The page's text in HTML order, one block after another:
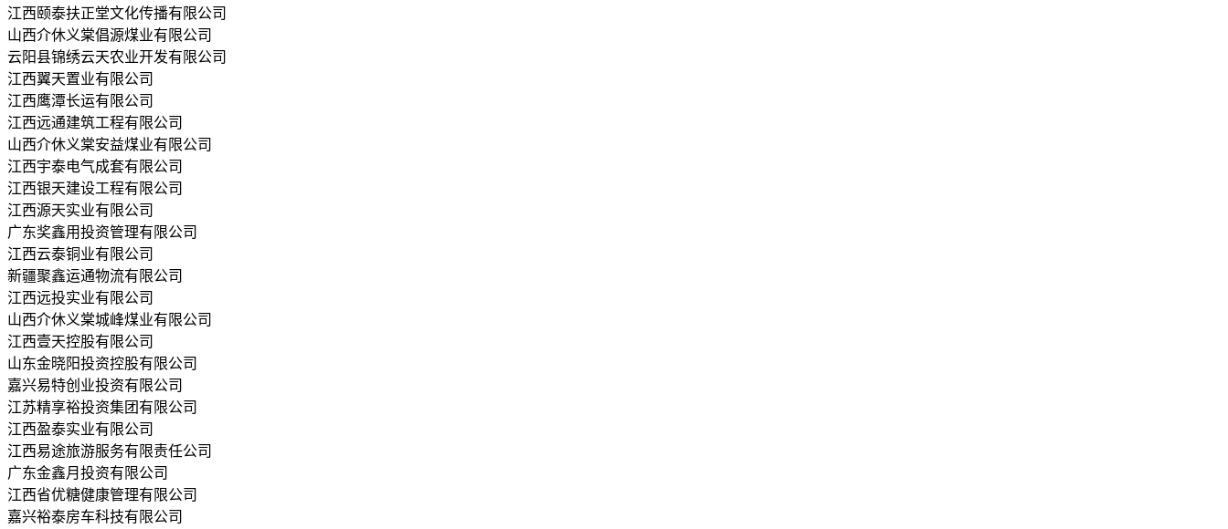
江西颐泰扶正堂文化传播有限公司
山西介休义棠倡源煤业有限公司
云阳县锦绣云天农业开发有限公司
江西翼天置业有限公司
江西鹰潭长运有限公司
江西远通建筑工程有限公司
山西介休义棠安益煤业有限公司
江西宇泰电气成套有限公司
江西银天建设工程有限公司
江西源天实业有限公司
广东奖鑫用投资管理有限公司
江西云泰铜业有限公司
新疆聚鑫运通物流有限公司
江西远投实业有限公司
山西介休义棠城峰煤业有限公司
江西壹天控股有限公司
山东金晓阳投资控股有限公司
嘉兴易特创业投资有限公司
江苏精享裕投资集团有限公司
江西盈泰实业有限公司
江西易途旅游服务有限责任公司
广东金鑫月投资有限公司
江西省优糖健康管理有限公司
嘉兴裕泰房车科技有限公司